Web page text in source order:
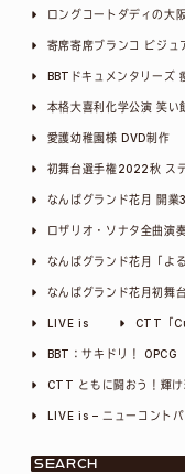
ロングコートダディの大
寄席寄席ブランコ ビジュ
BBTドキュメンタリーズ
本格大喜利化学公演 笑い
愛護幼稚園様 DVD制作
初舞台選手権2022秋 ス
なんばグランド花月 開業
ロザリオ・ソナタ全曲演
なんばグランド花月「よ
なんばグランド花月初舞
LIVE is CTT「
BBT：サキドリ！ OPCG
CTT ともに闘おう！輝け
LIVE is – ニューコント
SEARCH